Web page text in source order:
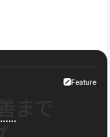
Feature